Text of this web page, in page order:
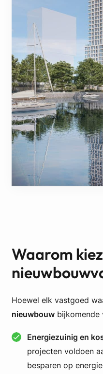
Waarom
Hoewel elk vastgoed
nieuwbouw bijkomende
Energiezuinig en
projecten voldoen
besparen op